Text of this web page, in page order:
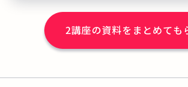
2講座の資料をまとめても